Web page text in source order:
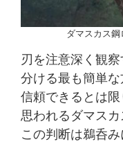
ダマスカス
刃を注意深く観
分ける最も簡単
信頼できるとは
思われるダマスカ
この判断は鵜呑